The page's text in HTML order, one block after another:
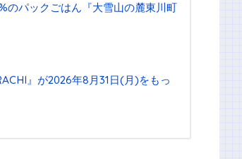
のパックごはん『⼤雪⼭の麓東川町
』が2026年8月31日(月)をもっ